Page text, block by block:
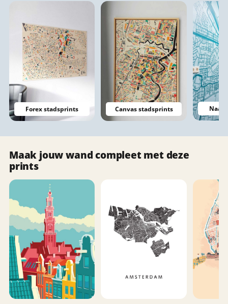
Forex stadsprints Canvas stadsprints
Maak jouw wand compleet met deze
prints